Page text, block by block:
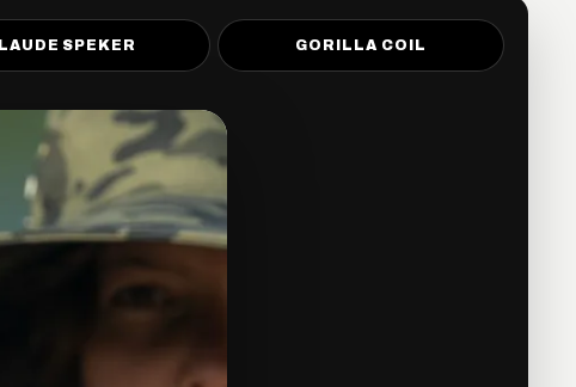
LAUDE SPEKER GORILLA COIL